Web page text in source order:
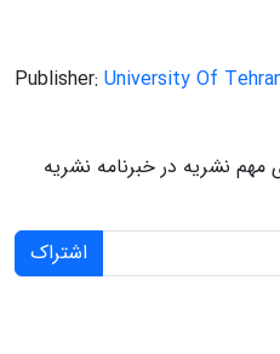
Publisher: University Of
مهم نشریه در خبرنامه نشریه
اشتراک